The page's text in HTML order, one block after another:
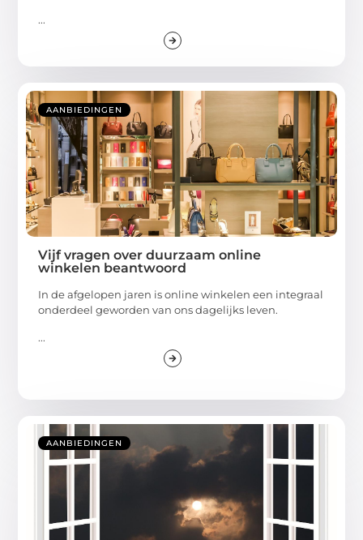
...
AANBIEDINGEN
Vijf vragen over duurzaam online
winkelen beantwoord
In de afgelopen jaren is online winkelen een integraal
onderdeel geworden van ons dagelijks leven.
...
AANBIEDINGEN